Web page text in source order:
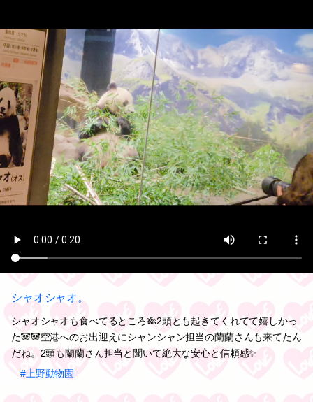
シャオシャオ。
シャオシャオも食べてるところ🎋2頭とも起きてくれてて嬉しかっ
た🐼🐼空港へのお出迎えにシャンシャン担当の蘭蘭さんも来てたん
だね。2頭も蘭蘭さん担当と聞いて絶大な安心と信頼感✨
#上野動物園